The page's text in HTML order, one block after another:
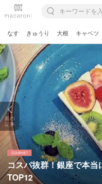
なす きゅうり 大根 キャベツ
コスパ抜群！銀座で本
TOP12
前の
記事